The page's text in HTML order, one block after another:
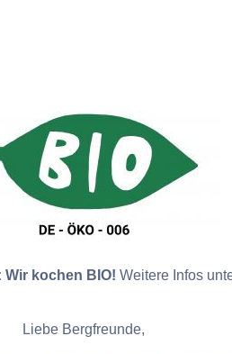
Wir kochen BIO! Weitere Infos
Liebe Bergfreunde,